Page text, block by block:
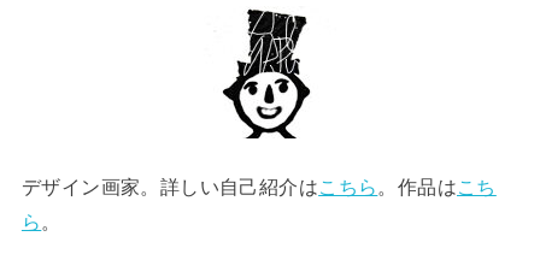
デザイン画家。詳しい自己紹介はこちら 。作品はこち
ら 。